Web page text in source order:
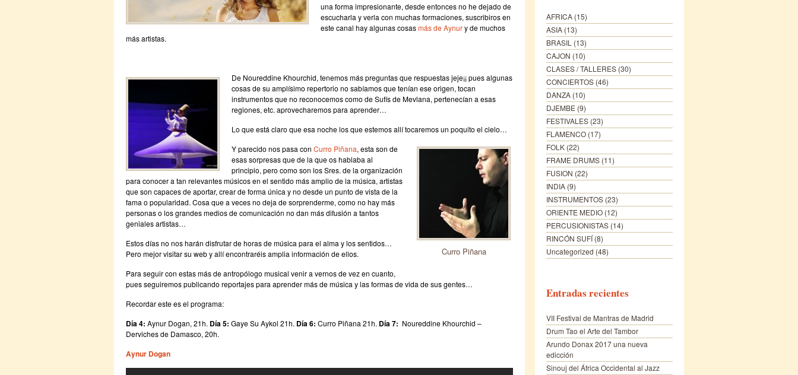
una forma impresionante, desde entonces no he dejado de
escucharla y verla con muchas formaciones, suscribiros en
este canal hay algunas cosasmás de Aynury de muchos
más artistas.
De Noureddine Khourchid, tenemos más preguntas que respuestas jeje¡¡ pues algunas
cosas de su amplísimo repertorio no sabíamos que tenían ese origen, tocan
instrumentos que no reconocemos como de Sufís de Mevlana, pertenecían a esas
regiones, etc. aprovecharemos para aprender…
Lo que está claro que esa noche los que estemos allí tocaremos un poquito el cielo…
Curro Piñana
Y parecido nos pasa con Curro Piñana, esta son de
esas sorpresas que de la que os hablaba al
principio, pero como son los Sres. de la organización
para conocer a tan relevantes músicos en el sentido más amplio de la música, artistas
que son capaces de aportar, crear de forma única y no desde un punto de vista de la
fama o popularidad. Cosa que a veces no deja de sorprenderme, como no hay más
personas o los grandes medios de comunicación no dan más difusión a tantos
geniales artistas…
Estos días no nos harán disfrutar de horas de música para el alma y los sentidos…
Pero mejor visitar su web y allí encontraréis amplia información de ellos.
Para seguir con estas más de antropólogo musical venir a vernos de vez en cuanto,
pues seguiremos publicando reportajes para aprender más de música y las formas de vida de sus gentes…
Recordar este es el programa:
Día 4: Aynur Dogan, 21h. Día 5: Gaye Su Aykol 21h. Día 6: Curro Piñana 21h. Día 7: Noureddine Khourchid –
Derviches de Damasco, 20h.
Aynur Dogan
AFRICA(15)
ASIA(13)
BRASIL (13)
CAJON (10)
CLASES / TALLERES(30)
CONCIERTOS(46)
DANZA(10)
DJEMBE(9)
FESTIVALES(23)
FLAMENCO(17)
FOLK(22)
FRAME DRUMS(11)
FUSION (22)
INDIA(9)
INSTRUMENTOS(23)
ORIENTE MEDIO(12)
PERCUSIONISTAS(14)
RINCÓN SUFÍ(8)
Uncategorized (48)
Entradas recientes
VII Festival de Mantras de Madrid
Drum Tao el Arte del Tambor
Arundo Donax 2017 una nueva
edicción
Sinouj del África Occidental al Jazz